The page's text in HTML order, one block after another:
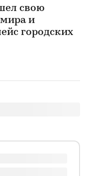
свою
и
городских